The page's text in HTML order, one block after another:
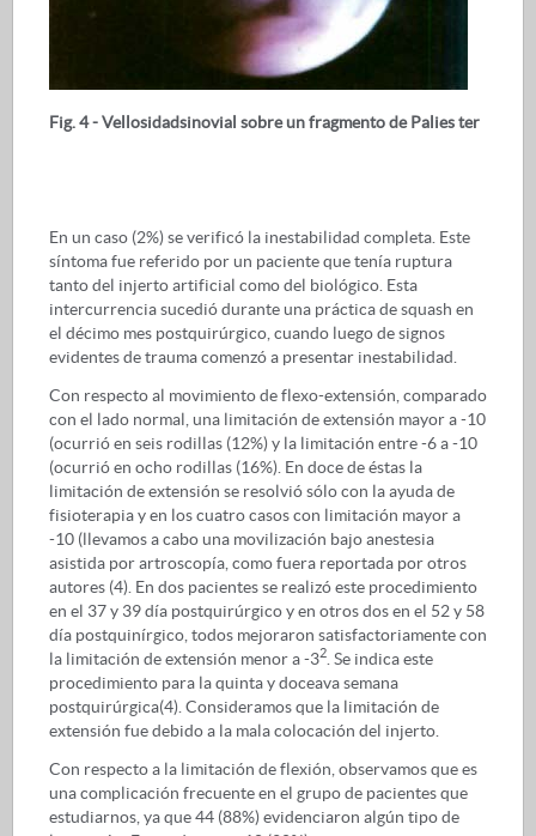
Fig. 4 - Vellosidadsinovial sobre un fragmento de Palies ter
En un caso (2%) se verificó la inestabilidad completa. Este
síntoma fue referido por un paciente que tenía ruptura
tanto del injerto artificial como del biológico. Esta
intercurrencia sucedió durante una práctica de squash en
el décimo mes postquirúrgico, cuando luego de signos
evidentes de trauma comenzó a presentar inestabilidad.
Con respecto al movimiento de flexo-extensión, comparado
con el lado normal, una limitación de extensión mayor a -10
(ocurrió en seis rodillas (12%) y la limitación entre -6 a -10
(ocurrió en ocho rodillas (16%). En doce de éstas la
limitación de extensión se resolvió sólo con la ayuda de
fisioterapia y en los cuatro casos con limitación mayor a
-10 (llevamos a cabo una movilización bajo anestesia
asistida por artroscopía, como fuera reportada por otros
autores (4). En dos pacientes se realizó este procedimiento
en el 37 y 39 día postquirúrgico y en otros dos en el 52 y 58
día postquinírgico, todos mejoraron satisfactoriamente con
la limitación de extensión menor a -32 . Se indica este
procedimiento para la quinta y doceava semana
postquirúrgica(4). Consideramos que la limitación de
extensión fue debido a la mala colocación del injerto.
Con respecto a la limitación de flexión, observamos que es
una complicación frecuente en el grupo de pacientes que
estudiarnos, ya que 44 (88%) evidenciaron algún tipo de